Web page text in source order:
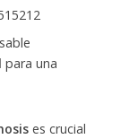
para una
es crucial